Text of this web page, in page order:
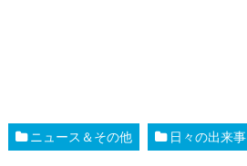
ニュース＆その他 日々の出来事